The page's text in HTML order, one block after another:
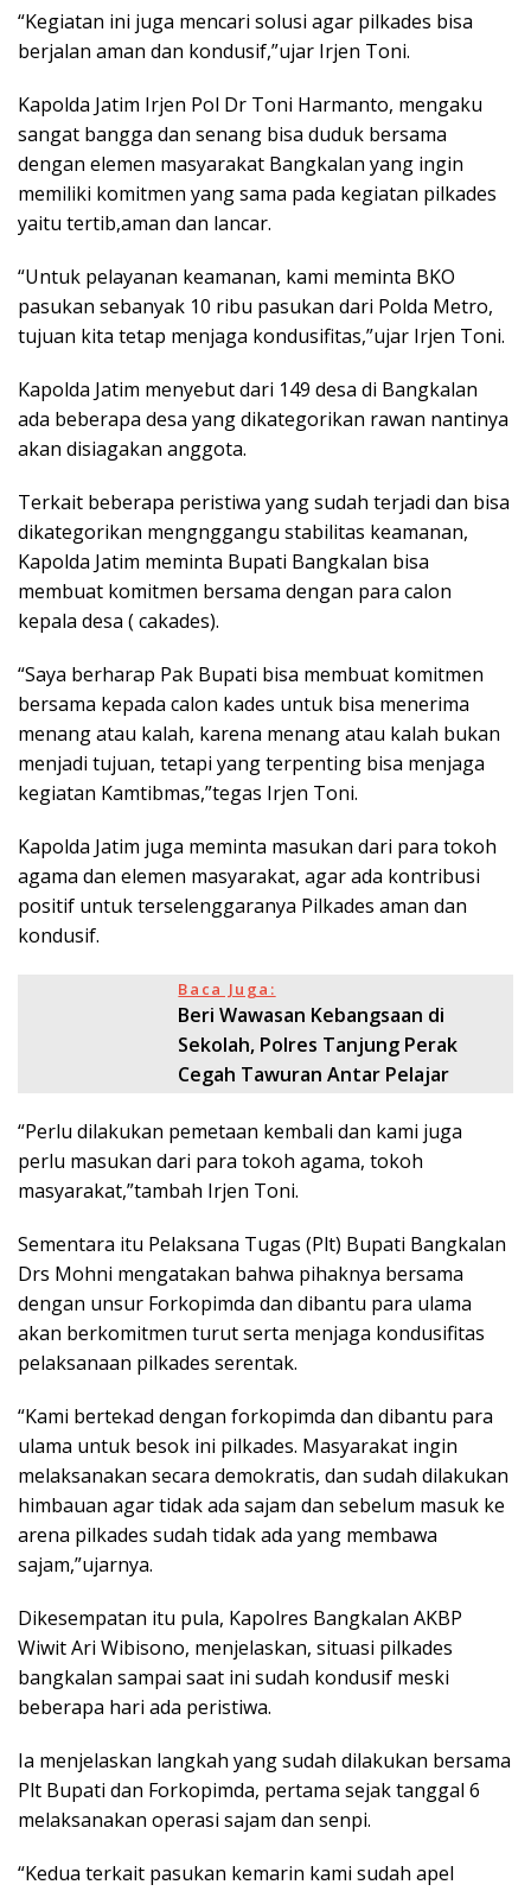
“Kegiatan ini juga mencari solusi agar pilkades bisa
berjalan aman dan kondusif,”ujar Irjen Toni.
Kapolda Jatim Irjen Pol Dr Toni Harmanto, mengaku
sangat bangga dan senang bisa duduk bersama
dengan elemen masyarakat Bangkalan yang ingin
memiliki komitmen yang sama pada kegiatan pilkades
yaitu tertib,aman dan lancar.
“Untuk pelayanan keamanan, kami meminta BKO
pasukan sebanyak 10 ribu pasukan dari Polda Metro,
tujuan kita tetap menjaga kondusifitas,”ujar Irjen Toni.
Kapolda Jatim menyebut dari 149 desa di Bangkalan
ada beberapa desa yang dikategorikan rawan nantinya
akan disiagakan anggota.
Terkait beberapa peristiwa yang sudah terjadi dan bisa
dikategorikan mengnggangu stabilitas keamanan,
Kapolda Jatim meminta Bupati Bangkalan bisa
membuat komitmen bersama dengan para calon
kepala desa ( cakades).
“Saya berharap Pak Bupati bisa membuat komitmen
bersama kepada calon kades untuk bisa menerima
menang atau kalah, karena menang atau kalah bukan
menjadi tujuan, tetapi yang terpenting bisa menjaga
kegiatan Kamtibmas,”tegas Irjen Toni.
Kapolda Jatim juga meminta masukan dari para tokoh
agama dan elemen masyarakat, agar ada kontribusi
positif untuk terselenggaranya Pilkades aman dan
kondusif.
Baca Juga:
Beri Wawasan Kebangsaan di
Sekolah, Polres Tanjung Perak
Cegah Tawuran Antar Pelajar
“Perlu dilakukan pemetaan kembali dan kami juga
perlu masukan dari para tokoh agama, tokoh
masyarakat,”tambah Irjen Toni.
Sementara itu Pelaksana Tugas (Plt) Bupati Bangkalan
Drs Mohni mengatakan bahwa pihaknya bersama
dengan unsur Forkopimda dan dibantu para ulama
akan berkomitmen turut serta menjaga kondusifitas
pelaksanaan pilkades serentak.
“Kami bertekad dengan forkopimda dan dibantu para
ulama untuk besok ini pilkades. Masyarakat ingin
melaksanakan secara demokratis, dan sudah dilakukan
himbauan agar tidak ada sajam dan sebelum masuk ke
arena pilkades sudah tidak ada yang membawa
sajam,”ujarnya.
Dikesempatan itu pula, Kapolres Bangkalan AKBP
Wiwit Ari Wibisono, menjelaskan, situasi pilkades
bangkalan sampai saat ini sudah kondusif meski
beberapa hari ada peristiwa.
Ia menjelaskan langkah yang sudah dilakukan bersama
Plt Bupati dan Forkopimda, pertama sejak tanggal 6
melaksanakan operasi sajam dan senpi.
“Kedua terkait pasukan kemarin kami sudah apel